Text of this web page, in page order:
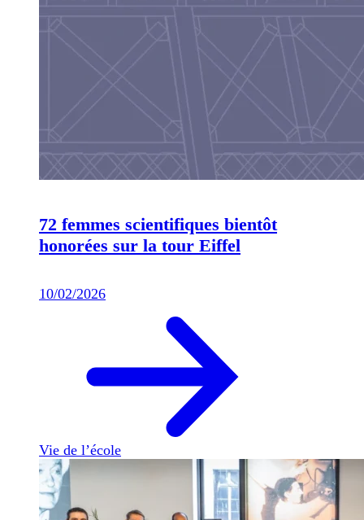
72 femmes scientifiques bientôt
honorées sur la tour Eiffel
10/02/2026
Vie de l’école